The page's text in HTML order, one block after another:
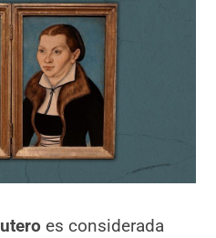
es considerada